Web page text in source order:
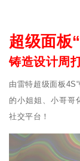
超级面板
铸造设计周
由雷特超级面板
的小姐姐、小哥哥
社交平台！